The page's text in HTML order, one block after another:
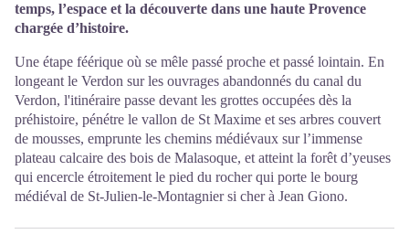
temps, l’espace et la découverte dans une haute Provence
chargée d’histoire.
Une étape féérique où se mêle passé proche et passé lointain. En
longeant le Verdon sur les ouvrages abandonnés du canal du
Verdon, l'itinéraire passe devant les grottes occupées dès la
préhistoire, pénétre le vallon de St Maxime et ses arbres couvert
de mousses, emprunte les chemins médiévaux sur l’immense
plateau calcaire des bois de Malasoque, et atteint la forêt d’yeuses
qui encercle étroitement le pied du rocher qui porte le bourg
médiéval de St-Julien-le-Montagnier si cher à Jean Giono.